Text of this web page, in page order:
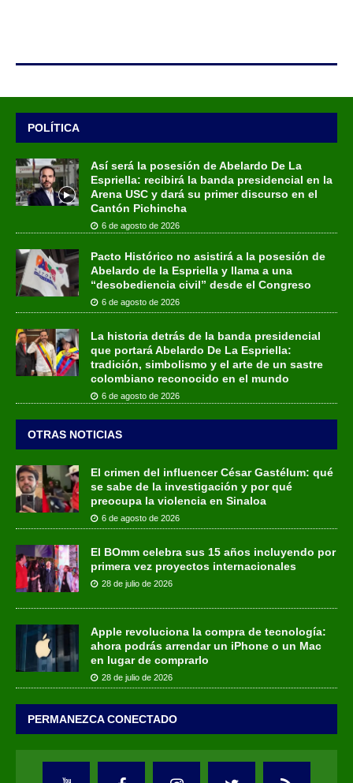
POLÍTICA
Así será la posesión de Abelardo De La
Espriella: recibirá la banda presidencial en la
Arena USC y dará su primer discurso en el
Cantón Pichincha
6 de agosto de 2026
Pacto Histórico no asistirá a la posesión de
Abelardo de la Espriella y llama a una
“desobediencia civil” desde el Congreso
6 de agosto de 2026
La historia detrás de la banda presidencial
que portará Abelardo De La Espriella:
tradición, simbolismo y el arte de un sastre
colombiano reconocido en el mundo
6 de agosto de 2026
OTRAS NOTICIAS
El crimen del influencer César Gastélum: qué
se sabe de la investigación y por qué
preocupa la violencia en Sinaloa
6 de agosto de 2026
El BOmm celebra sus 15 años incluyendo por
primera vez proyectos internacionales
28 de julio de 2026
Apple revoluciona la compra de tecnología:
ahora podrás arrendar un iPhone o un Mac
en lugar de comprarlo
28 de julio de 2026
PERMANEZCA CONECTADO